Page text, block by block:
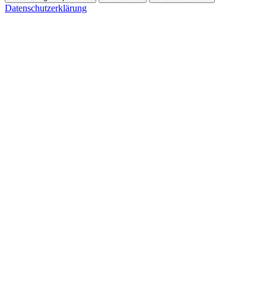
Datenschutzerklärung